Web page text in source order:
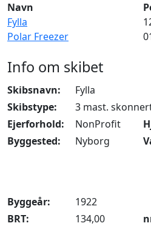
Navn
Fylla
Polar Freezer
Info om skibet
Skibsnavn:
Fylla
Skibstype:
3 mast.
Ejerforhold:
NonProfit
Byggested:
Nyborg
Byggeår:
1922
BRT:
134,00